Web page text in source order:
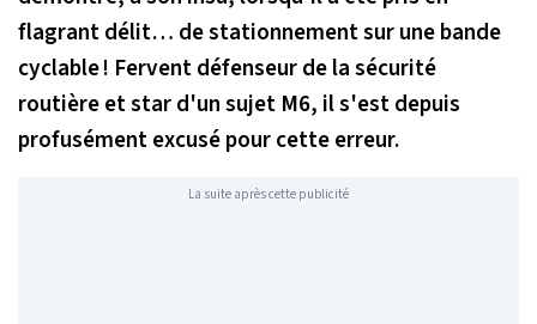
flagrant délit… de stationnement sur une bande
cyclable ! Fervent défenseur de la sécurité
routière et star d'un sujet M6, il s'est depuis
profusément excusé pour cette erreur.
La suite après cette publicité